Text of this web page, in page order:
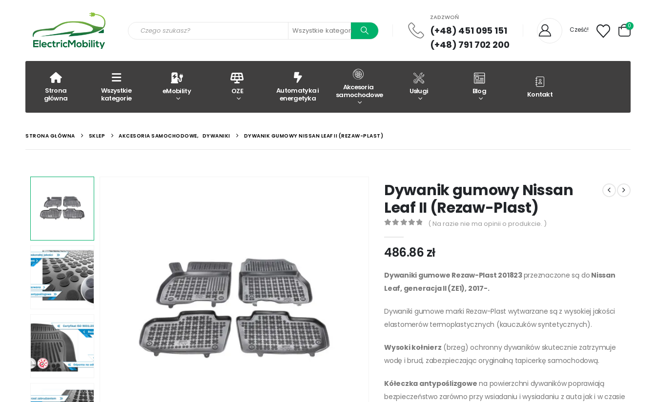
Wszystkie kategorie
ZADZWOŃ
(+48) 451 095 151
(+48) 791 702 200
Cześć! 0
Strona
główna
Wszystkie
kategorie
eMobility OZE
Automatyka i
energetyka
Akcesoria
samochodowe
Usługi Blog Kontakt
STRONA GŁÓWNA SKLEP AKCESORIA SAMOCHODOWE, DYWANIKI DYWANIK GUMOWY NISSAN LEAF II (REZAW-PLAST)
Dywanik gumowy Nissan
Leaf II (Rezaw-Plast)
( Na razie nie ma opinii o produkcie. )
486.86 zł
Dywaniki gumowe Rezaw-Plast 201823przeznaczone są do Nissan
Leaf, generacja II (ZE1), 2017-.
Dywaniki gumowe marki Rezaw-Plast wytwarzane są z wysokiej jakości
elastomerów termoplastycznych (kauczuków syntetycznych).
Wysoki kołnierz (brzeg) ochronny dywaników skutecznie zatrzymuje
wodę i brud, zabezpieczając oryginalną tapicerkę samochodową.
Kółeczka antypoślizgowe na powierzchni dywaników poprawiają
bezpieczeństwo zarówno przy wsiadaniu i wysiadaniu z auta jak i w czasie